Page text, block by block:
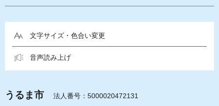
文字サイズ・色合い変更
音声読み上げ
うるま市
法人番号：5000020472131